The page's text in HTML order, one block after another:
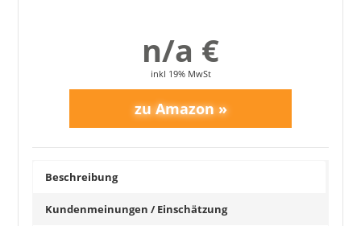
n/a €
inkl 19% MwSt
Beschreibung
Kundenmeinungen / Einschätzung